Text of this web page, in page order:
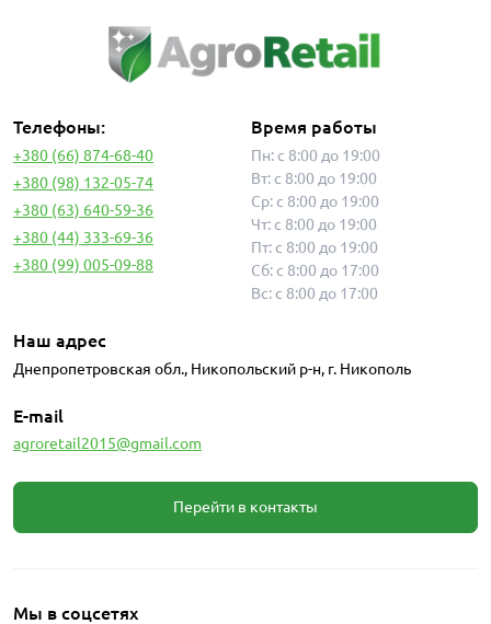
Телефоны:
+380 (66) 874-68-40
+380 (98) 132-05-74
+380 (63) 640-59-36
+380 (44) 333-69-36
+380 (99) 005-09-88
Время работы
Пн: с 8:00 до 19:00
Вт: с 8:00 до 19:00
Ср: с 8:00 до 19:00
Чт: с 8:00 до 19:00
Пт: с 8:00 до 19:00
Сб: с 8:00 до 17:00
Вс: с 8:00 до 17:00
Наш адрес
Днепропетровская обл., Никопольский р-н, г. Никополь
E-mail
agroretail2015@gmail.com
Перейти в контакты
Мы в соцсетях